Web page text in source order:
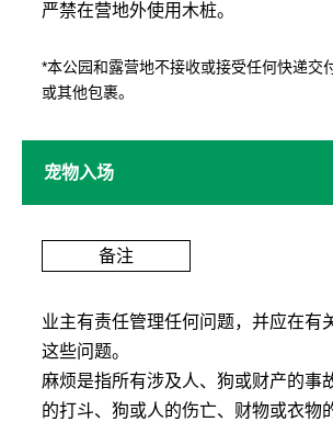
严禁在营地外使用木桩。
*本公园和露营地不接收或接受任何快递交
或其他包裹。
宠物入场
备注
业主有责任管理任何问题，并应在有
这些问题。
麻烦是指所有涉及人、狗或财产的事
的打斗、狗或人的伤亡、财物或衣物